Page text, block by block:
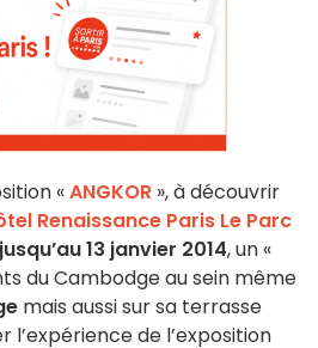
«ANGKOR », à découvrir
Renaissance Paris Le Parc
jusqu’au 13 janvier 2014, un «
du Cambodge au sein même
mais aussi sur sa terrasse
l’expérience de l’exposition